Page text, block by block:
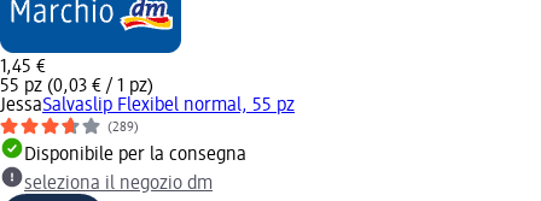
1,45 €
55 pz (0,03 € / 1 pz)
JessaSalvaslip Flexibel normal, 55 pz
(289)
Disponibile per la consegna
seleziona il negozio dm